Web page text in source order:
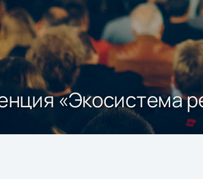
«Экосистема